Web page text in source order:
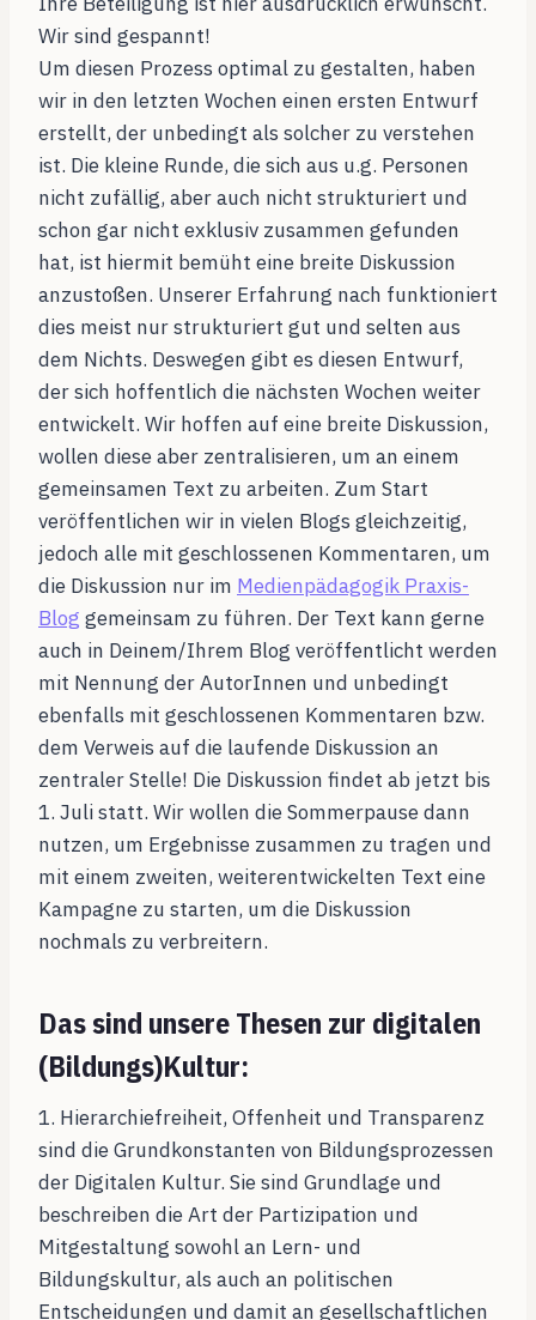
Wir sind gespannt!
Um diesen Prozess optimal zu gestalten, haben
wir in den letzten Wochen einen ersten Entwurf
erstellt, der unbedingt als solcher zu verstehen
ist. Die kleine Runde, die sich aus u.g. Personen
nicht zufällig, aber auch nicht strukturiert und
schon gar nicht exklusiv zusammen gefunden
hat, ist hiermit bemüht eine breite Diskussion
anzustoßen. Unserer Erfahrung nach funktioniert
dies meist nur strukturiert gut und selten aus
dem Nichts. Deswegen gibt es diesen Entwurf,
der sich hoffentlich die nächsten Wochen weiter
entwickelt. Wir hoffen auf eine breite Diskussion,
wollen diese aber zentralisieren, um an einem
gemeinsamen Text zu arbeiten. Zum Start
veröffentlichen wir in vielen Blogs gleichzeitig,
jedoch alle mit geschlossenen Kommentaren, um
die Diskussion nur im Medienpädagogik Praxis-
Blog gemeinsam zu führen. Der Text kann gerne
auch in Deinem/Ihrem Blog veröffentlicht werden
mit Nennung der AutorInnen und unbedingt
ebenfalls mit geschlossenen Kommentaren bzw.
dem Verweis auf die laufende Diskussion an
zentraler Stelle! Die Diskussion findet ab jetzt bis
1. Juli statt. Wir wollen die Sommerpause dann
nutzen, um Ergebnisse zusammen zu tragen und
mit einem zweiten, weiterentwickelten Text eine
Kampagne zu starten, um die Diskussion
nochmals zu verbreitern.
Das sind unsere Thesen zur digitalen
(Bildungs)Kultur:
1. Hierarchiefreiheit, Offenheit und Transparenz
sind die Grundkonstanten von Bildungsprozessen
der Digitalen Kultur. Sie sind Grundlage und
beschreiben die Art der Partizipation und
Mitgestaltung sowohl an Lern- und
Bildungskultur, als auch an politischen
Entscheidungen und damit an gesellschaftlichen